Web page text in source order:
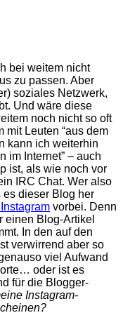
bei weitem nicht
zu passen. Aber
soziales Netzwerk,
Und wäre diese
noch nicht so oft
mit Leuten “aus dem
kann ich weiterhin
im Internet” – auch
ist, als wie noch vor
IRC Chat. Wer also
es dieser Blog her
vorbei. Denn
einen Blog-Artikel
In den auf den
verwirrend aber so
viel Aufwand
oder ist es
für die Blogger-
Instagram-